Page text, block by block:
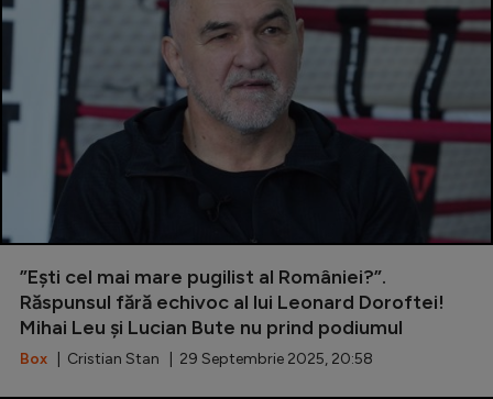
”Ești cel mai mare pugilist al României?”.
Răspunsul fără echivoc al lui Leonard Doroftei!
Mihai Leu și Lucian Bute nu prind podiumul
Box | Cristian Stan | 29 Septembrie 2025, 20:58